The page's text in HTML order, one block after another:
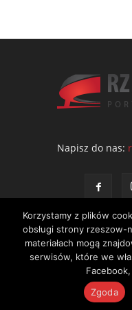
Napisz do nas:
Kontakt Polityka
© NEWS Sp. z o.o. -
Korzystamy z plików
obsługi strony rzeszow-
materiałach mogą
serwisów, które we
Zgoda